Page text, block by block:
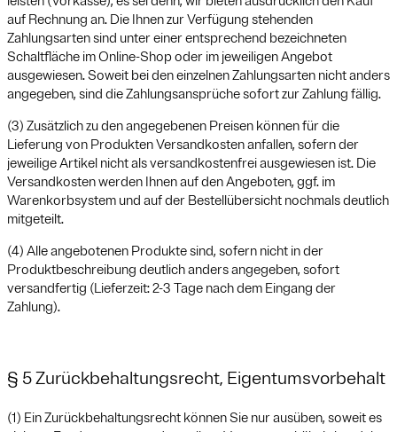
auf Rechnung an. Die Ihnen zur Verfügung stehenden
Zahlungsarten sind unter einer entsprechend bezeichneten
Schaltfläche im Online-Shop oder im jeweiligen Angebot
ausgewiesen. Soweit bei den einzelnen Zahlungsarten nicht anders
angegeben, sind die Zahlungsansprüche sofort zur Zahlung fällig.
(3) Zusätzlich zu den angegebenen Preisen können für die
Lieferung von Produkten Versandkosten anfallen, sofern der
jeweilige Artikel nicht als versandkostenfrei ausgewiesen ist. Die
Versandkosten werden Ihnen auf den Angeboten, ggf. im
Warenkorbsystem und auf der Bestellübersicht nochmals deutlich
mitgeteilt.
(4) Alle angebotenen Produkte sind, sofern nicht in der
Produktbeschreibung deutlich anders angegeben, sofort
versandfertig (Lieferzeit: 2-3 Tage nach dem Eingang der
Zahlung).
§ 5 Zurückbehaltungsrecht, Eigentumsvorbehalt
(1) Ein Zurückbehaltungsrecht können Sie nur ausüben, soweit es